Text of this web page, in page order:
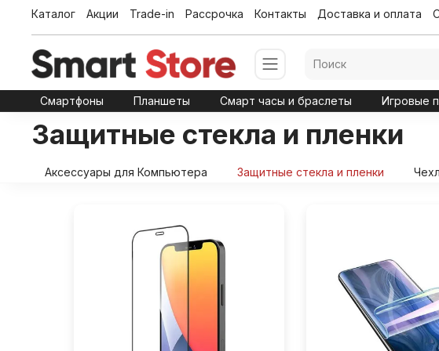
Каталог Акции Trade-in Рассрочка Контакты Доставка и оплата
Смартфоны Планшеты Смарт часы и браслеты Игровые
Защитные стекла и пленки
Аксессуары для Компьютера Защитные стекла и пленки